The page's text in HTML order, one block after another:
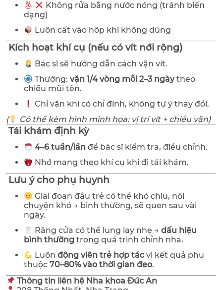
Không rửa bằng nước nóng (tránh biến
dạng)
Luôn cất vào hộp khi không dùng
Kích hoạt khí cụ (nếu có vít nới rộng)
Bác sĩ sẽ hướng dẫn cách vặn vít.
Thường:vặn 1/4 vòng mỗi 2–3 ngàytheo
chiều mũi tên.
Chỉ vặn khi có chỉ định, không tự ý thay đổi.
(
Có thể kèm hình minh họa: vị trí vít + chiều vặn)
Tái khám định kỳ
4–6 tuần/lần để bác sĩ kiểm tra, điều chỉnh.
Nhớ mang theo khí cụ khi đi tái khám.
Lưu ý cho phụ huynh
Giai đoạn đầu trẻ có thể khó chịu, nói
chuyện khó → bình thường, sẽ quen sau vài
ngày.
Răng cửa có thể lung lay nhẹ →dấu hiệu
bình thường trong quá trình chỉnh nha.
Luônđộng viên trẻ hợp tácvì kết quả phụ
thuộc 70–80% vào thời gian đeo.
Thông tin liên hệ Nha khoa Đức An